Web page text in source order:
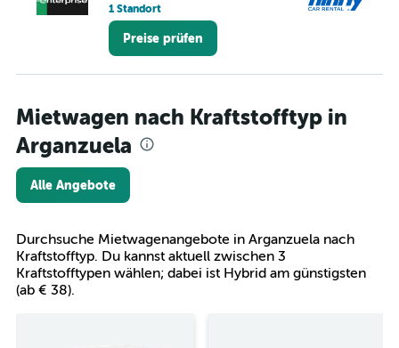
1 Standort
Preise prüfen
Mietwagen nach Kraftstofftyp in
Arganzuela
Alle Angebote
Durchsuche Mietwagenangebote in Arganzuela nach
Kraftstofftyp. Du kannst aktuell zwischen 3
Kraftstofftypen wählen; dabei ist Hybrid am günstigsten
(ab € 38).